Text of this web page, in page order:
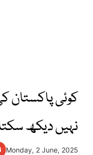
کوئی
نہیں دیکھ
Monday, 2 June, 2025